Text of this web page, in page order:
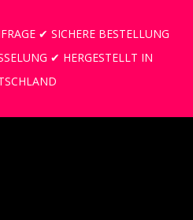
✔ SICHERE BESTELLUNG
✔ HERGESTELLT IN